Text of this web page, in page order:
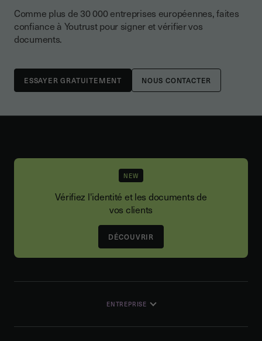
Comme plus de 30 000 entreprises européennes, faites
confiance à Youtrust pour signer et vérifier vos
documents.
NOUS CONTACTER
NEW
Vérifiez l'identité et les documents de
vos clients
DÉCOUVRIR
ENTREPRISE